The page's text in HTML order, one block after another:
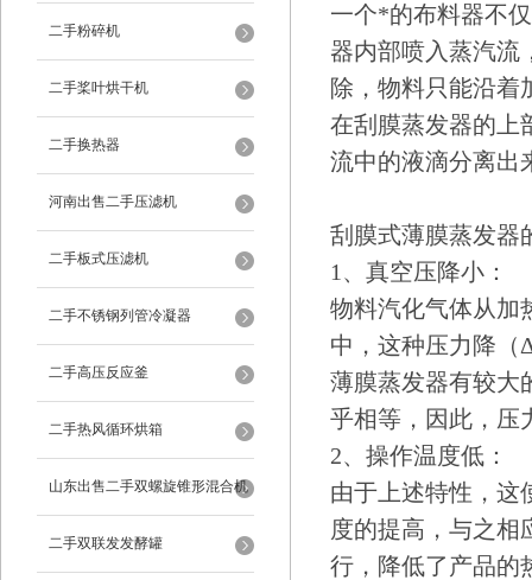
二手粉碎机
二手桨叶烘干机
二手换热器
河南出售二手压滤机
二手板式压滤机
二手不锈钢列管冷凝器
二手高压反应釜
二手热风循环烘箱
山东出售二手双螺旋锥形混合机
二手双联发发酵罐
一个*的布料器不
器内部喷入蒸汽流
除，物料只能沿着
在刮膜蒸发器的上
流中的液滴分离出
刮膜式薄膜蒸发器
1、真空压降小：
物料汽化气体从加
中，这种压力降（
薄膜蒸发器有较大
乎相等，因此，压
2、操作温度低：
由于上述特性，这
度的提高，与之相
行，降低了产品的